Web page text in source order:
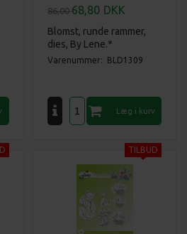
86,0068,80 DKK
Blomst, runde rammer,
dies, By Lene.*
Varenummer: BLD1309